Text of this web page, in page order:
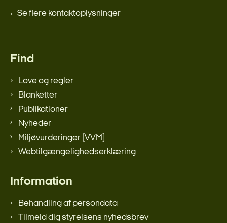
Se flere kontaktoplysninger
Find
Love og regler
Blanketter
Publikationer
Nyheder
Miljøvurderinger (VVM)
Webtilgængelighedserklæring
Information
Behandling af persondata
Tilmeld dig styrelsens nyhedsbrev